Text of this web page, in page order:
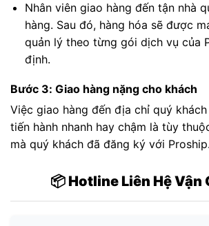
Nhân viên giao hàng đến tận nhà
hàng. Sau đó, hàng hóa sẽ được
quản lý theo từng gói dịch vụ của
định.
Bước 3: Giao hàng nặng cho khách
Việc giao hàng đến địa chỉ quý
tiến hành nhanh hay chậm là tùy
mà quý khách đã đăng ký với Proship.
📦 Hotline Liên Hệ Vận